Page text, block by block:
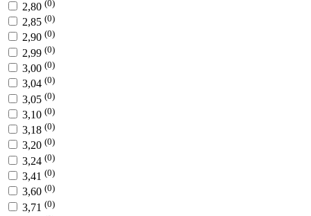
2,80 (0)
2,85 (0)
2,90 (0)
2,99 (0)
3,00 (0)
3,04 (0)
3,05 (0)
3,10 (0)
3,18 (0)
3,20 (0)
3,24 (0)
3,41 (0)
3,60 (0)
3,71 (0)